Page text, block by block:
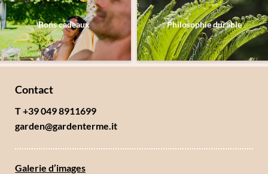
Bons cadeaux Philosophie durable
Contact
T +39 049 8911699
garden@gardenterme. it
Galerie d’images